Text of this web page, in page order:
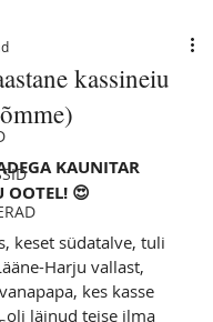
kassineiu
KAUNITAR
OOTEL! 😍
keset südatalve, tuli
Harju vallast,
kes kasse
oli läinud teise ilma